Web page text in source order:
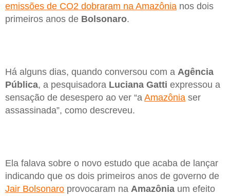
emissões de CO2 dobraram na Amazônia nos dois
primeiros anos de Bolsonaro.
Há alguns dias, quando conversou com a Agência
Pública, a pesquisadora Luciana Gatti expressou a
sensação de desespero ao ver “a Amazônia ser
assassinada”, como descreveu.
Ela falava sobre o novo estudo que acaba de lançar
indicando que os dois primeiros anos de governo de
Jair Bolsonaro provocaram na Amazônia um efeito